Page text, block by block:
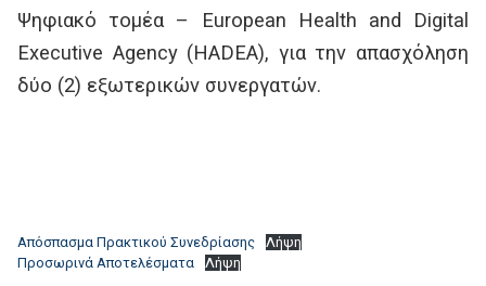
Ψηφιακό τομέα – European Health and Digital
Executive Agency (HADEA), για την απασχόληση
δύο (2) εξωτερικών συνεργατών.
Απόσπασμα Πρακτικού Συνεδρίασης
Λήψη
Προσωρινά Αποτελέσματα
Λήψη